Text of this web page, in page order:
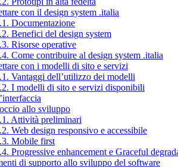
con il design system .italia
Documentazione
Benefici del design system
Risorse operative
Come contribuire al design system .italia
con i modelli di sito e servizi
Vantaggi dell’utilizzo dei modelli
I modelli di sito e servizi disponibili
allo sviluppo
Attività preliminari
Web design responsivo e accessibile
Mobile first
Progressive enhancement e Graceful
di supporto allo sviluppo del software